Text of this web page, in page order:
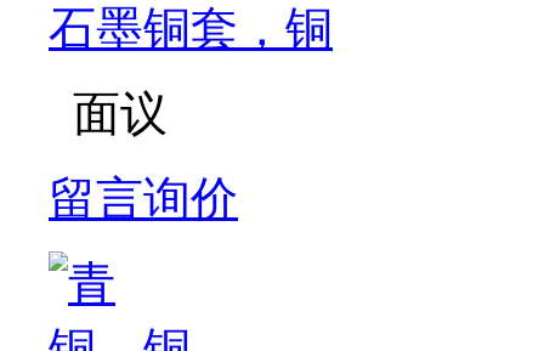
石墨铜套，铜
面议
留言询价